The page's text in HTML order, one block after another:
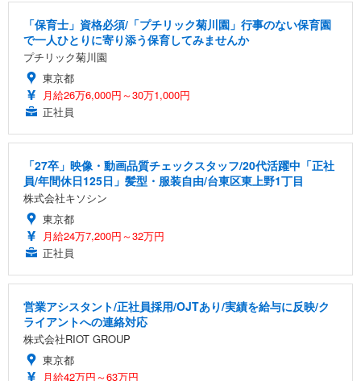
「保育士」資格必須/「プチリック菊川園」行事のない保育園
で一人ひとりに寄り添う保育してみませんか
プチリック菊川園
東京都
月給26万6,000円～30万1,000円
正社員
「27卒」映像・動画品質チェックスタッフ/20代活躍中「正社
員/年間休日125日」髪型・服装自由/台東区東上野1丁目
株式会社キソシン
東京都
月給24万7,200円～32万円
正社員
営業アシスタント/正社員採用/OJTあり/実績を給与に反映/ク
ライアントへの連絡対応
株式会社RIOT GROUP
東京都
月給42万円～63万円